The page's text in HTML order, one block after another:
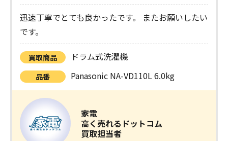
迅速丁寧でとても良かったです。 またお願いしたい
です。
買取商品 ドラム式洗濯機
品番 Panasonic NA-VD110L 6.0kg
家電
高く売れるドットコム
買取担当者